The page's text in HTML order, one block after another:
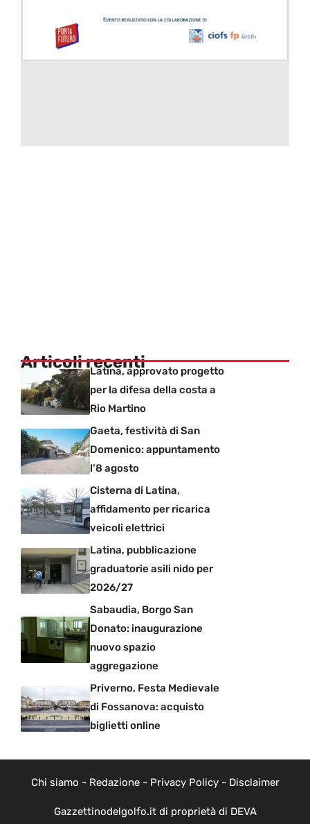
Articoli recentiLatina, approvato progetto
per la difesa della costa a
Rio Martino
Gaeta, festività di San
Domenico: appuntamento
l’8 agosto
Cisterna di Latina,
affidamento per ricarica
veicoli elettrici
Latina, pubblicazione
graduatorie asili nido per
2026/27
Sabaudia, Borgo San
Donato: inaugurazione
nuovo spazio
aggregazione
Priverno, Festa Medievale
di Fossanova: acquisto
biglietti online
Chi siamo - Redazione- Privacy Policy- Disclaimer
Gazzettinodelgolfo.it di proprietà di DEVA